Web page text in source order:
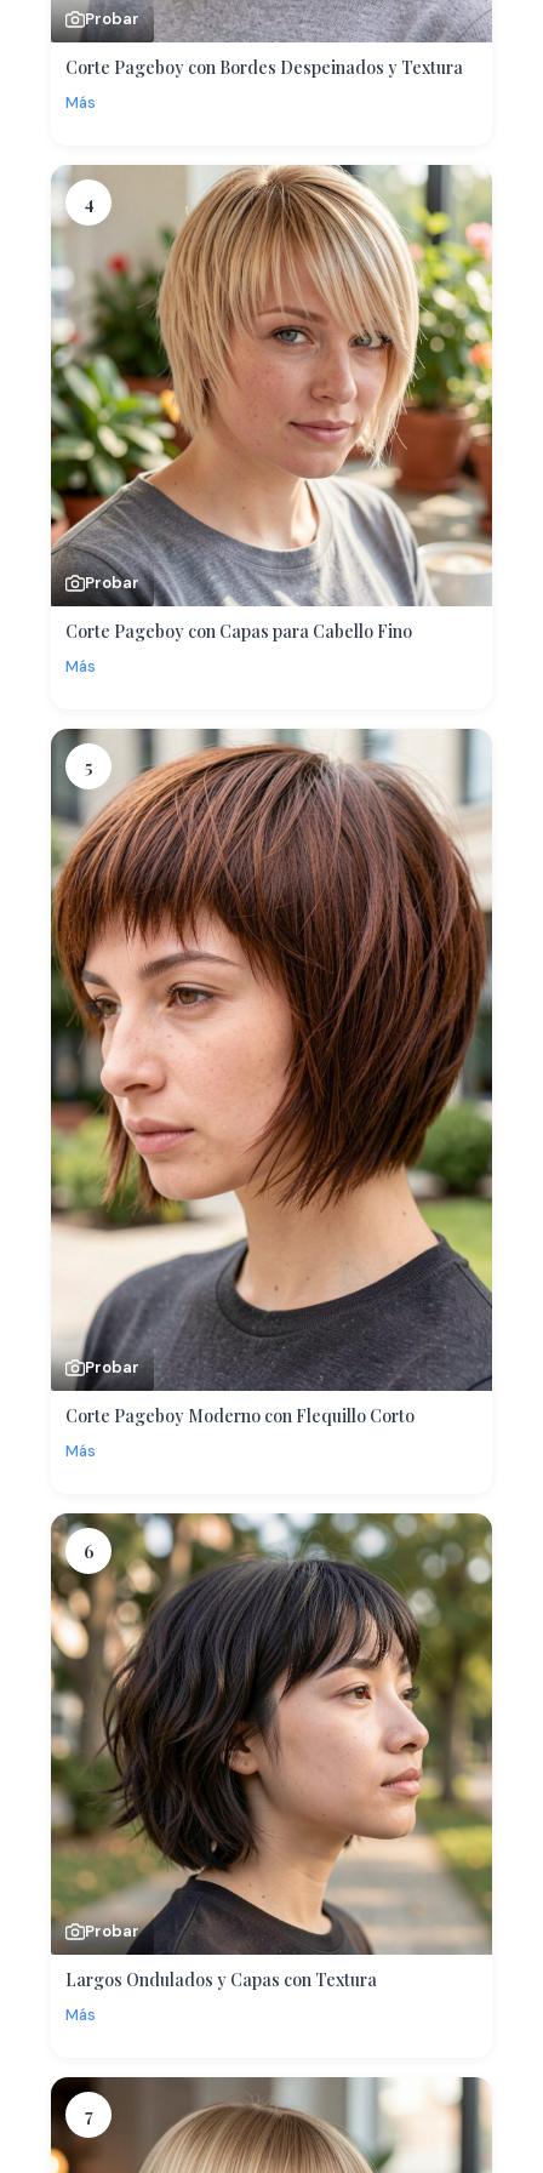
Probar
Corte Pageboy con Bordes Despeinados y Textura
Más
4
Probar
Corte Pageboy con Capas para Cabello Fino
Más
5
Probar
Corte Pageboy Moderno con Flequillo Corto
Más
6
Probar
Largos Ondulados y Capas con Textura
Más
7